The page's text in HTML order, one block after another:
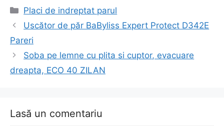
Categorii
Placi de indreptat parul
Navigare
în
Uscător de păr BaByliss Expert Protect D342E
Pareri
Soba pe lemne cu plita si cuptor, evacuare
dreapta, ECO 40 ZILAN
Lasă un comentariu